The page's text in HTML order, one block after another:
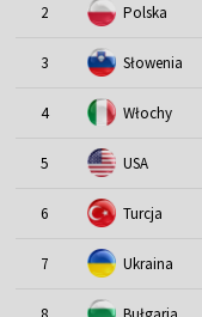
2 Polska
3 Słowenia
4 Włochy
5 USA
6 Turcja
7 Ukraina